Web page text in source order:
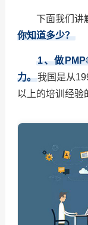
下面我们讲
你知道多少？
1、做
力。我国是从
以上的培训经验